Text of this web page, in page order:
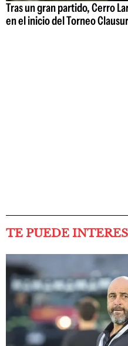
Tras un gran partido, Cerro
en el inicio del Torneo
TE PUEDE